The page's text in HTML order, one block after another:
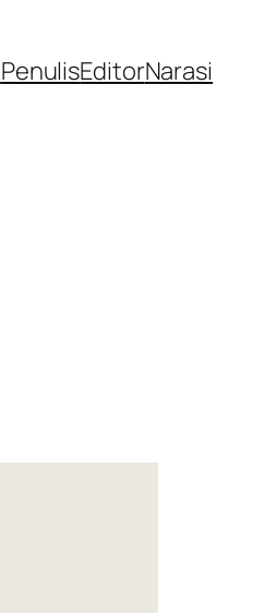
PenulisEditorNarasi